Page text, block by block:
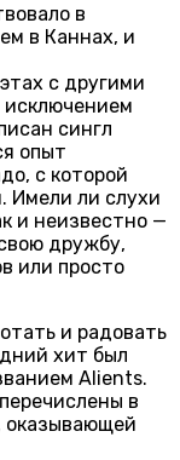
в
в Каннах, и
с другими
сингл
опыт
с которой
Имели ли слухи
и неизвестно —
дружбу,
или просто
и радовать
хит был
Alients.
в
оказывающей